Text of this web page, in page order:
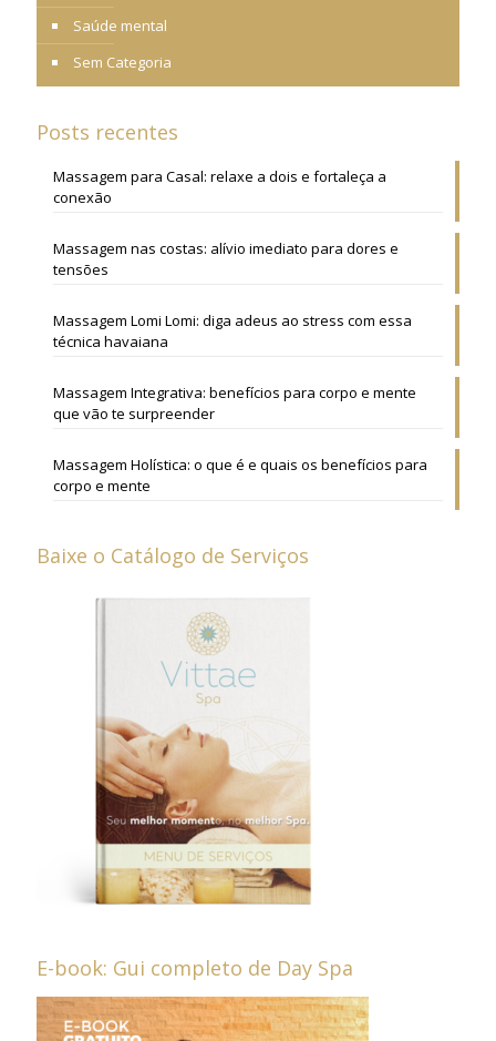
Saúde mental
Sem Categoria
Posts recentes
Massagem para Casal: relaxe a dois e fortaleça a
conexão
Massagem nas costas: alívio imediato para dores e
tensões
Massagem Lomi Lomi: diga adeus ao stress com essa
técnica havaiana
Massagem Integrativa: benefícios para corpo e mente
que vão te surpreender
Massagem Holística: o que é e quais os benefícios para
corpo e mente
Baixe o Catálogo de Serviços
E-book: Gui completo de Day Spa